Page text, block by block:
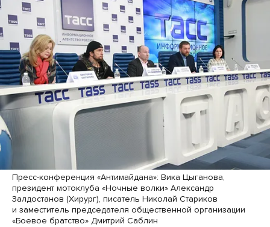
Пресс-конференция «Антимайдана»: Вика Цыганова,
президент мотоклуба «Ночные волки» Александр
Залдостанов (Хирург), писатель Николай Стариков
и заместитель председателя общественной организации
«Боевое братство» Дмитрий Саблин